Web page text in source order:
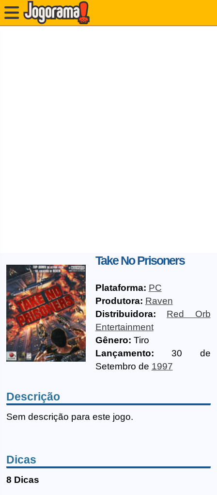
Take No Prisoners
Plataforma: PC
Produtora: Raven
Distribuidora:
Red Orb
Entertainment
Gênero: Tiro
Lançamento: 30 de
Setembro de 1997
Descrição
Sem descrição para este jogo.
Dicas
8 Dicas